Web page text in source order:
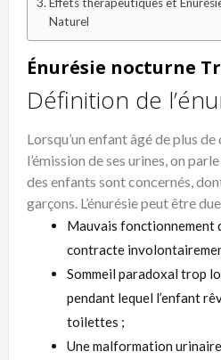
Effets thérapeutiques et
Naturel
Définition de
Lorsqu’un enfant âgé de plus
l’émission de ses urines, on parle
des enfants sont concernés,
garçons. L’énurésiepeut être
Mauvais fonctionnement
contracte
Sommeil paradoxal trop
pendant lequel l’enfant
toilettes ;
Une malformation